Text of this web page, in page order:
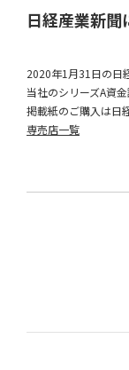
日経産業新聞
2020年1月31日の日
当社のシリーズA資
掲載紙のご購入は日
専売店一覧